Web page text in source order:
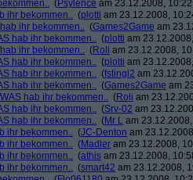
(Psylence am 23.12.2008,
ihr bekommen.. (plotti am 23.12.2008,
ihr bekommen.. (Games2Game am
hab ihr bekommen.. (plotti am
ihr bekommen.. (Roli am 23.12.2008,
hab ihr bekommen.. (plotti am
hab ihr bekommen.. (fstingl2 am
hab ihr bekommen.. (Games2Game am
hab ihr bekommen.. (Roli am
hab ihr bekommen.. (Srv-02 am
hab ihr bekommen.. (Mr L am
ihr bekommen.. (JC-Denton am
ihr bekommen.. (Madler am 23.12.2008,
ihr bekommen.. (athis am 23.12.2008,
ihr bekommen.. (smart42 am 23.12.2008,